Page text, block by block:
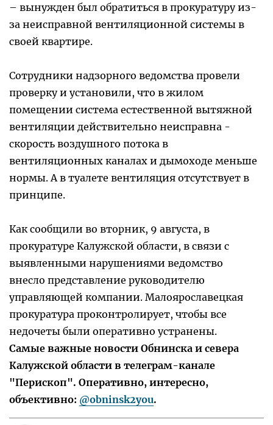
– вынужден был обратиться в прокуратуру из-
за неисправной вентиляционной системы в
своей квартире.
Сотрудники надзорного ведомства провели
проверку и установили, что в жилом
помещении система естественной вытяжной
вентиляции действительно неисправна -
скорость воздушного потока в
вентиляционных каналах и дымоходе меньше
нормы. А в туалете вентиляция отсутствует в
принципе.
Как сообщили во вторник, 9 августа, в
прокуратуре Калужской области, в связи с
выявленными нарушениями ведомство
внесло представление руководителю
управляющей компании. Малоярославецкая
прокуратура проконтролирует, чтобы все
недочеты были оперативно устранены.
Самые важные новости Обнинска и севера
Калужской области в телеграм-канале
"Перископ". Оперативно, интересно,
объективно: @obninsk2you.